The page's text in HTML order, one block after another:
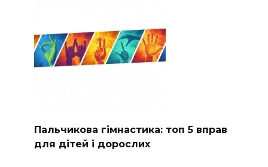
Пальчикова гімнастика: топ 5 вправ
для дітей і дорослих